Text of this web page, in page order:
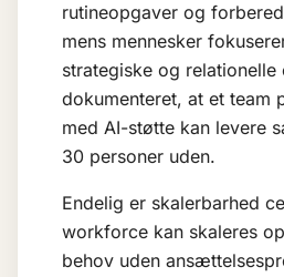
rutineopgaver og
mens mennesker
strategiske og relationelle
dokumenteret, at et team
med AI-støtte kan levere
30 personer uden.
Endelig er skalerbarhed
workforce kan skaleres
behov uden